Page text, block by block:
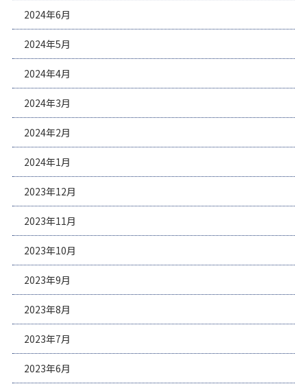
2024年6月
2024年5月
2024年4月
2024年3月
2024年2月
2024年1月
2023年12月
2023年11月
2023年10月
2023年9月
2023年8月
2023年7月
2023年6月